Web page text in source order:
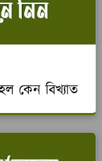
কেন বিখ্যাত